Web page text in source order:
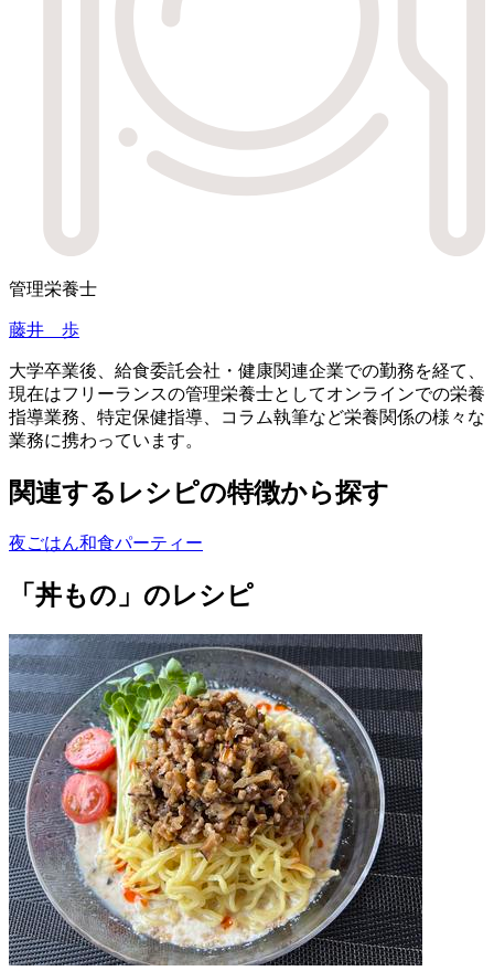
管理栄養士
藤井 歩
大学卒業後、給食委託会社・健康関連企業での勤務を経て、
現在はフリーランスの管理栄養士としてオンラインでの栄養
指導業務、特定保健指導、コラム執筆など栄養関係の様々な
業務に携わっています。
関連するレシピの特徴から探す
夜ごはん和食パーティー
「丼もの」のレシピ